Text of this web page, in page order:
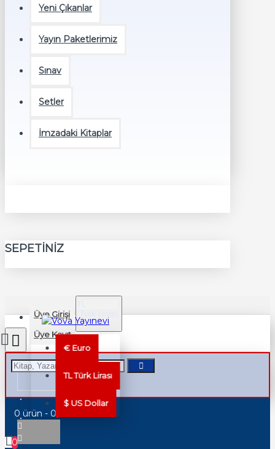
Yeni Çıkanlar
Yayın Paketlerimiz
Sınav
Setler
İmzadaki Kitaplar
SEPETINIZ
Üye Girişi
Üye Kayıt
TRY
€ Euro
TLTürk Lirası
$ US Dollar
0 ürün - 0,00TL
0